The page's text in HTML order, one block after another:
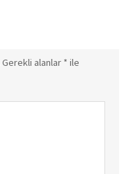
Gerekli alanlar * ile